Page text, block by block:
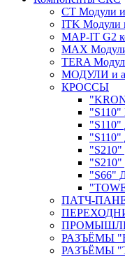
CT Модули и
ITK Модули
MAP-IT G2
MAX
TERA
МОДУЛИ и
КРОССЫ
ПАТЧ-
РАЗЪЁМЫ
РАЗЪЁМЫ